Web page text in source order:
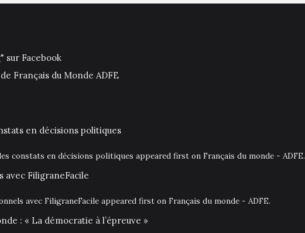
sur Facebook
Français du Monde ADFE
en décisions politiques
constats en décisions politiques appeared first on Français du monde - ADFE.
avec FiligraneFacile
avec FiligraneFacile appeared first on Français du monde - ADFE.
: « La démocratie à l’épreuve »